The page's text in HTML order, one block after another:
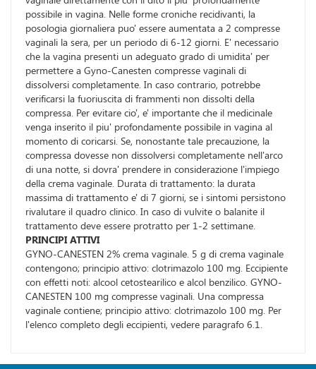
possibile in vagina. Nelle forme croniche recidivanti, la
posologia giornaliera puo' essere aumentata a 2 compresse
vaginali la sera, per un periodo di 6-12 giorni. E' necessario
che la vagina presenti un adeguato grado di umidita' per
permettere a Gyno-Canesten compresse vaginali di
dissolversi completamente. In caso contrario, potrebbe
verificarsi la fuoriuscita di frammenti non dissolti della
compressa. Per evitare cio', e' importante che il medicinale
venga inserito il piu' profondamente possibile in vagina al
momento di coricarsi. Se, nonostante tale precauzione, la
compressa dovesse non dissolversi completamente nell'arco
di una notte, si dovra' prendere in considerazione l'impiego
della crema vaginale. Durata di trattamento: la durata
massima di trattamento e' di 7 giorni, se i sintomi persistono
rivalutare il quadro clinico. In caso di vulvite o balanite il
trattamento deve essere protratto per 1-2 settimane.
PRINCIPI ATTIVI
GYNO-CANESTEN 2% crema vaginale. 5 g di crema vaginale
contengono; principio attivo: clotrimazolo 100 mg. Eccipiente
con effetti noti: alcool cetostearilico e alcol benzilico. GYNO-
CANESTEN 100 mg compresse vaginali. Una compressa
vaginale contiene; principio attivo: clotrimazolo 100 mg. Per
l'elenco completo degli eccipienti, vedere paragrafo 6.1.